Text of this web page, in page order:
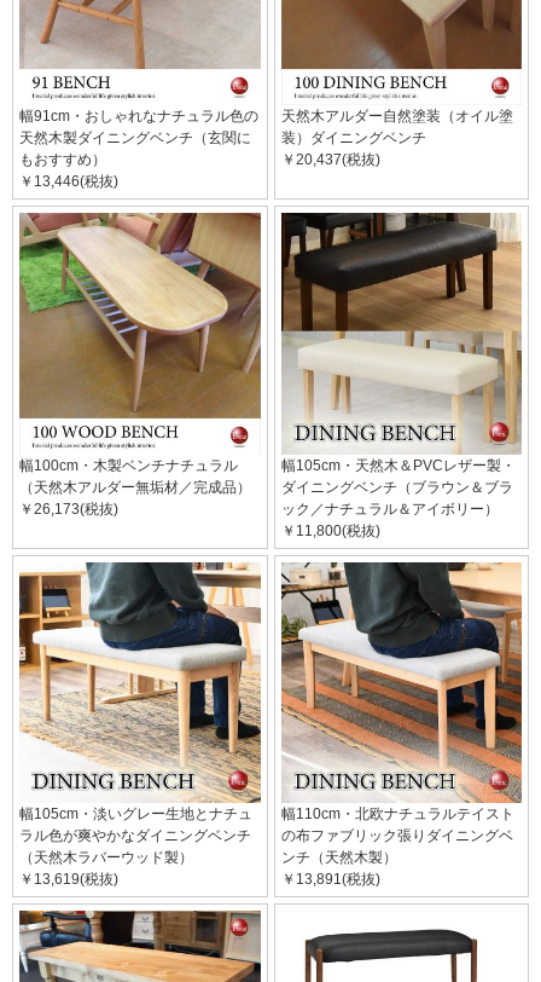
幅91cm・おしゃれなナチュラル色の
天然木製ダイニングベンチ（玄関に
もおすすめ）
￥13,446(税抜)
天然木アルダー自然塗装（オイル塗
装）ダイニングベンチ
￥20,437(税抜)
幅100cm・木製ベンチナチュラル
（天然木アルダー無垢材／完成品）
￥26,173(税抜)
幅105cm・天然木＆PVCレザー製・
ダイニングベンチ（ブラウン＆ブラ
ック／ナチュラル＆アイボリー）
￥11,800(税抜)
幅105cm・淡いグレー生地とナチュ
ラル色が爽やかなダイニングベンチ
（天然木ラバーウッド製）
￥13,619(税抜)
幅110cm・北欧ナチュラルテイスト
の布ファブリック張りダイニングベ
ンチ（天然木製）
￥13,891(税抜)